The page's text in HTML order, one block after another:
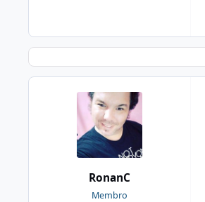
RonanC
Membro